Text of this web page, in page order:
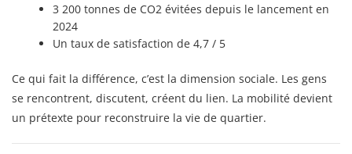
3 200 tonnes de CO2 évitées depuis le lancement en
2024
Un taux de satisfaction de 4,7 / 5
Ce qui fait la différence, c’est la dimension sociale. Les gens
se rencontrent, discutent, créent du lien. La mobilité devient
un prétexte pour reconstruire la vie de quartier.